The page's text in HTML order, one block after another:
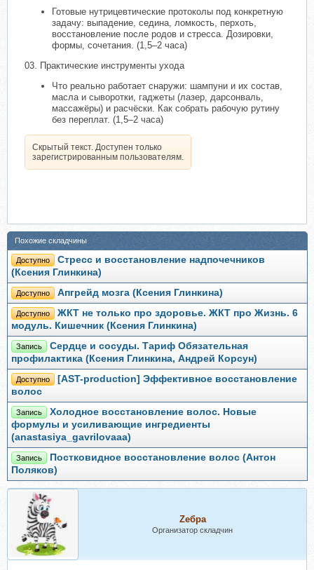
Готовые нутрицевтические протоколы под конкретную
задачу: выпадение, седина, ломкость, перхоть,
восстановление после родов и стресса. Дозировки,
формы, сочетания. (1,5–2 часа)
03. Практические инструменты ухода
Что реально работает снаружи: шампуни и их состав,
масла и сыворотки, гаджеты (лазер, дарсонваль,
массажёры) и расчёски. Как собрать рабочую рутину
без переплат. (1,5–2 часа)
Скрытый текст. Доступен только
зарегистрированным пользователям.
Похожие складчины
Доступно
Стресс и восстановление надпочечников
(Ксения Глинкина)
Доступно Апгрейд мозга (Ксения Глинкина)
Доступно
ЖКТ не только про здоровье. ЖКТ про Жизнь. 6
модуль. Кишечник (Ксения Глинкина)
Запись
Сердце и сосуды. Тариф Обязательная
профилактика (Ксения Глинкина, Андрей Корсун)
Доступно
[AST-production] Эффективное восстановление
волос
Запись
Холодное восстановление волос. Новые
формулы и усиливающие ингредиенты
(anastasiya_gavrilovaaa)
Запись
Постковидное восстановление волос (Антон
Поляков)
Zебра
Организатор складчин